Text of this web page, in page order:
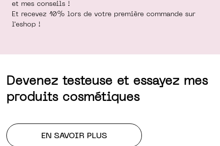
et mes conseils !
Et recevez 10% lors de votre première commande sur
l'eshop !
Devenez testeuse et essayez mes
produits cosmétiques
EN SAVOIR PLUS